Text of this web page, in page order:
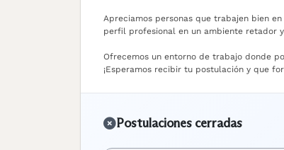
Apreciamos personas que trabajen bien
perfil profesional en un ambiente retador
Ofrecemos un entorno de trabajo donde
¡Esperamos recibir tu postulación y que
Postulaciones cerradas